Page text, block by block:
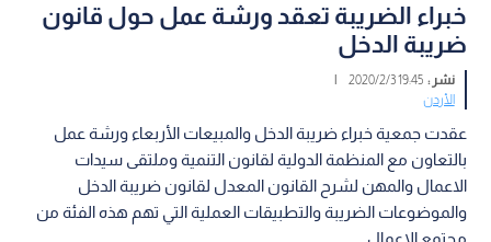
خبراء الضريبة تعقد ورشة عمل حول قانون
ضريبة الدخل
نشر :19:45 2020/2/3
|
الأردن
عقدت جمعية خبراء ضريبة الدخل والمبيعات الأربعاء ورشة عمل
بالتعاون مع المنظمة الدولية لقانون التنمية وملتقى سيدات
الاعمال والمهن لشرح القانون المعدل لقانون ضريبة الدخل
والموضوعات الضريبة والتطبيقات العملية التي تهم هذه الفئة من
مجتمع الاعمال.